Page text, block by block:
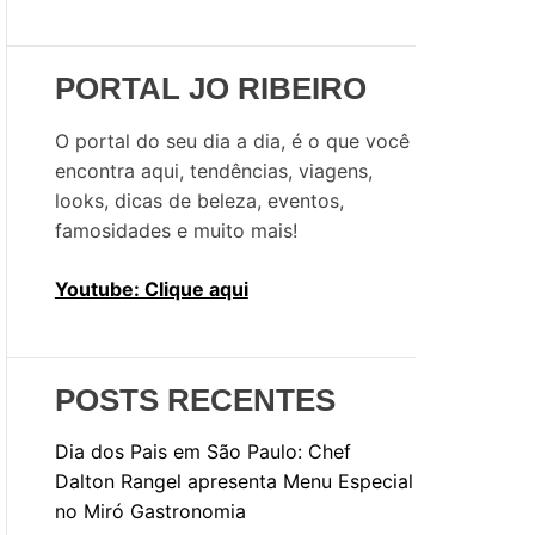
i
a
r
o
r
PORTAL JO RIBEIRO
O portal do seu dia a dia, é o que você
encontra aqui, tendências, viagens,
looks, dicas de beleza, eventos,
famosidades e muito mais!
Youtube: Clique aqui
POSTS RECENTES
Dia dos Pais em São Paulo: Chef
Dalton Rangel apresenta Menu Especial
no Miró Gastronomia